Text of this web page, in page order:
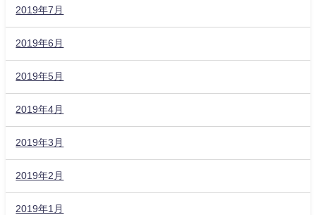
2019年7月
2019年6月
2019年5月
2019年4月
2019年3月
2019年2月
2019年1月